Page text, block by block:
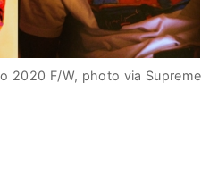
2020 F/W, photo via Supreme